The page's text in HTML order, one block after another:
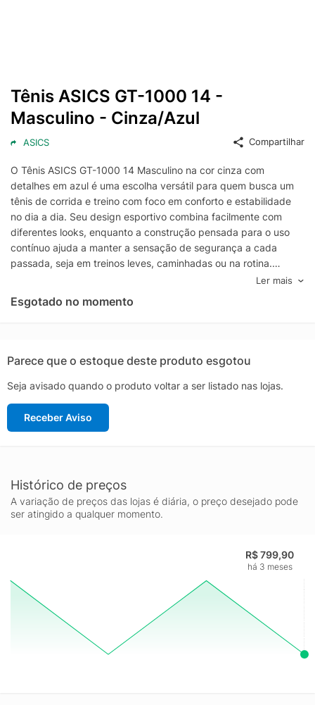
Tênis ASICS GT-1000 14 -
Masculino - Cinza/Azul
ASICS Compartilhar
O Tênis ASICS GT-1000 14 Masculino na cor cinza com
detalhes em azul é uma escolha versátil para quem busca um
tênis de corrida e treino com foco em conforto e estabilidade
no dia a dia. Seu design esportivo combina facilmente com
diferentes looks, enquanto a construção pensada para o uso
contínuo ajuda a manter a sensação de segurança a cada
passada, seja em treinos leves, caminhadas ou na rotina.
Com cabedal em material respirável, o modelo favorece a
ventilação e o ajuste aos pés, contribuindo para reduzir o
incômodo em períodos mais longos de uso. A entressola
mais suave, especialmente para quem procura suporte extra
O solado com boa aderência e durabilidade ajuda a manter a
tração em diferentes tipos de piso, oferecendo firmeza para
treinar com mais confiança. Ideal para corredores que
valorizam estabilidade e conforto, o ASICS GT-1000 14
estilo.
Ler mais
Esgotado no momento
Parece que o estoque deste produto esgotou
Seja avisado quando o produto voltar a ser listado nas lojas.
Receber Aviso
Histórico de preços
A variação de preços das lojas é diária, o preço desejado pode
ser atingido a qualquer momento.
R$ 799,90
há 3 meses